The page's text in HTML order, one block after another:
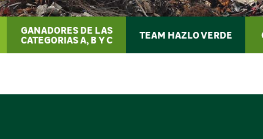
GANADORES DE LAS
CATEGORIAS A, B Y C TEAM HAZLO VERDE